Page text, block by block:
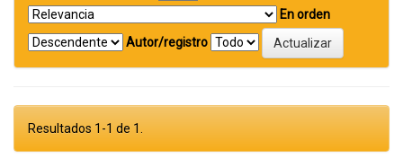
En orden
Autor/registro
Resultados 1-1 de 1.